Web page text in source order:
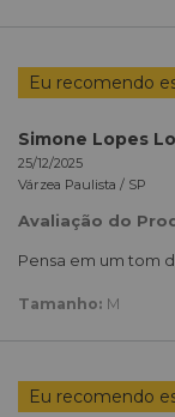
Eu recomendo
Simone Lopes
25/12/2025
Várzea Paulista / SP
Avaliação do
Pensa em um tom
Tamanho: M
Eu recomendo